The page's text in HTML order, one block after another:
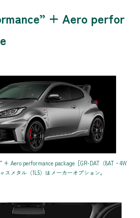
+ Aero perfor
Aero performance package［GR-DAT（8AT・4W
スメタル〈1L5〉はメーカーオプション。